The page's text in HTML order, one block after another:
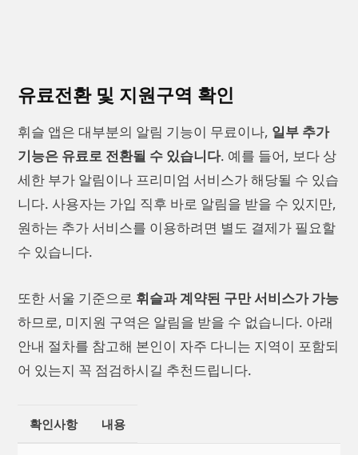
유료전환 및 지원구역 확인
휘슬 앱은 대부분의 알림 기능이 무료이나, 일부 추가
기능은 유료로 전환될 수 있습니다. 예를 들어, 보다 상
세한 부가 알림이나 프리미엄 서비스가 해당될 수 있습
니다. 사용자는 가입 직후 바로 알림을 받을 수 있지만,
원하는 추가 서비스를 이용하려면 별도 결제가 필요할
수 있습니다.
또한 서울 기준으로 휘슬과 계약된 구만 서비스가 가능
하므로, 미지원 구역은 알림을 받을 수 없습니다. 아래
안내 절차를 참고해 본인이 자주 다니는 지역이 포함되
어 있는지 꼭 점검하시길 추천드립니다.
확인사항 내용